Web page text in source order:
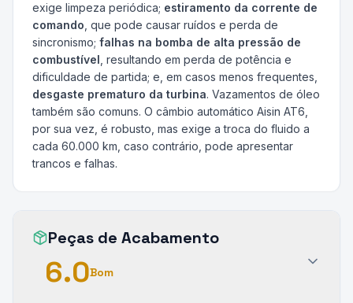
exige limpeza periódica; estiramento da corrente de
comando , que pode causar ruídos e perda de
sincronismo; falhas na bomba de alta pressão de
combustível , resultando em perda de potência e
dificuldade de partida; e, em casos menos frequentes,
desgaste prematuro da turbina. Vazamentos de óleo
também são comuns. O câmbio automático Aisin AT6,
por sua vez, é robusto, mas exige a troca do fluido a
cada 60.000 km, caso contrário, pode apresentar
trancos e falhas.
Peças de Acabamento
6.0Bom